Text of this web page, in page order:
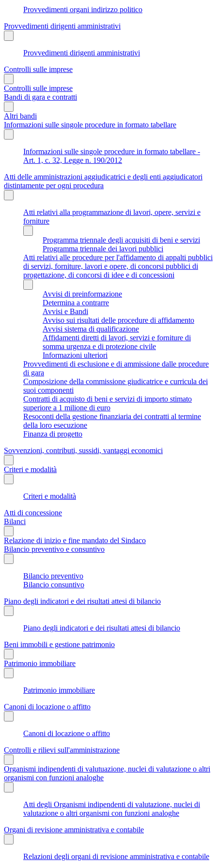
Provvedimenti organi indirizzo politico
Provvedimenti dirigenti amministrativi
Provvedimenti dirigenti amministrativi
Controlli sulle imprese
Controlli sulle imprese
Bandi di gara e contratti
Altri bandi
Informazioni sulle singole procedure in formato tabellare
Informazioni sulle singole procedure in formato tabellare -
Art. 1, c. 32, Legge n. 190/2012
Atti delle amministrazioni aggiudicatrici e degli enti aggiudicatori
distintamente per ogni procedura
Atti relativi alla programmazione di lavori, opere, servizi e
forniture
Programma triennale degli acquisiti di beni e servizi
Programma triennale dei lavori pubblici
Atti relativi alle procedure per l'affidamento di appalti pubblici
di servizi, forniture, lavori e opere, di concorsi pubblici di
progettazione, di concorsi di idee e di concessioni
Avvisi di preinformazione
Determina a contrarre
Avvisi e Bandi
Avviso sui risultati delle procedure di affidamento
Avvisi sistema di qualificazione
Affidamenti diretti di lavori, servizi e forniture di
somma urgenza e di protezione civile
Informazioni ulteriori
Provvedimenti di esclusione e di ammissione dalle procedure
di gara
Composizione della commissione giudicatrice e curricula dei
suoi componenti
Contratti di acquisto di beni e servizi di importo stimato
superiore a 1 milione di euro
Resoconti della gestione finanziaria dei contratti al termine
della loro esecuzione
Finanza di progetto
Sovvenzioni, contributi, sussidi, vantaggi economici
Criteri e modalità
Criteri e modalità
Atti di concessione
Bilanci
Relazione di inizio e fine mandato del Sindaco
Bilancio preventivo e consuntivo
Bilancio preventivo
Bilancio consuntivo
Piano degli indicatori e dei risultati attesi di bilancio
Piano degli indicatori e dei risultati attesi di bilancio
Beni immobili e gestione patrimonio
Patrimonio immobiliare
Patrimonio immobiliare
Canoni di locazione o affitto
Canoni di locazione o affitto
Controlli e rilievi sull'amministrazione
Organismi indipendenti di valutuazione, nuclei di valutazione o altri
organismi con funzioni analoghe
Atti degli Organismi indipendenti di valutazione, nuclei di
valutazione o altri organismi con funzioni analoghe
Organi di revisione amministrativa e contabile
Relazioni degli organi di revisione amministrativa e contabile